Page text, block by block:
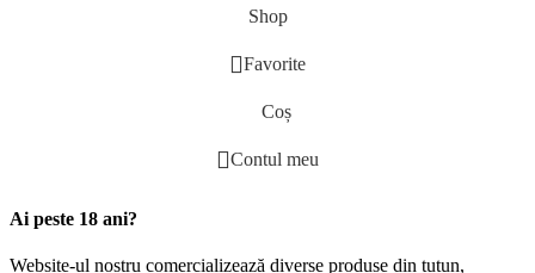
Shop
Favorite
Coș
Contul meu
Ai peste 18 ani?
Website-ul nostru comercializează diverse produse din tutun,